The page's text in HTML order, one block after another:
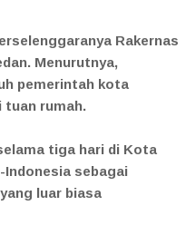
Rakernas
Menurutnya,
pemerintah kota
tuan rumah.
tiga hari di Kota
sebagai
luar biasa